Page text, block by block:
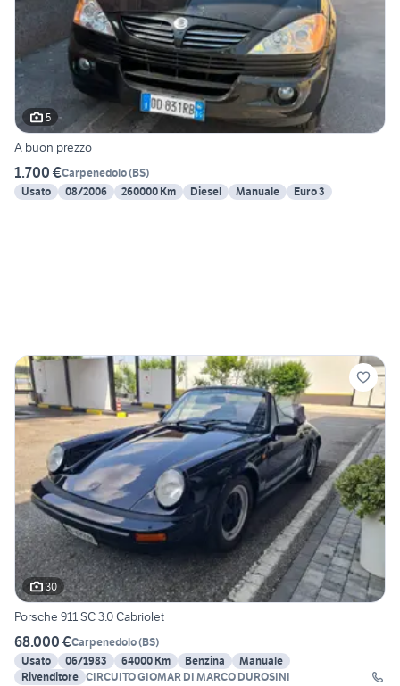
5
A buon prezzo
1.700 €Carpenedolo(BS)
Usato
08/2006 260000 Km Diesel Manuale Euro 3
30
Porsche 911 SC 3.0 Cabriolet
68.000 €Carpenedolo(BS)
Usato
06/1983 64000 Km Benzina
Manuale
Rivenditore CIRCUITO GIOMAR DI MARCO DUROSINI